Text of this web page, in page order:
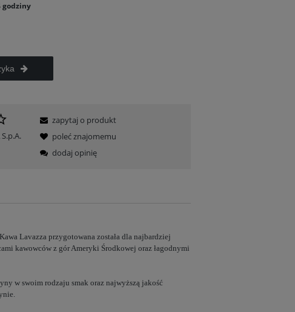
godziny
zapytaj o produkt
poleć znajomemu
dodaj opinię
Kawa Lavazza przygotowana została dla najbardziej
kawowców z gór Ameryki Środkowej oraz łagodnymi
w swoim rodzaju smak oraz najwyższą jakość